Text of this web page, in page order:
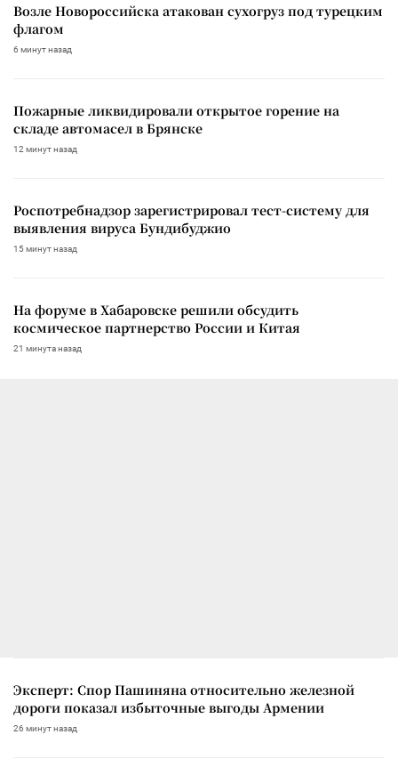
Возле Новороссийска атакован сухогруз под турецким
флагом
6 минут назад
Пожарные ликвидировали открытое горение на
складе автомасел в Брянске
12 минут назад
Роспотребнадзор зарегистрировал тест-систему для
выявления вируса Бундибуджио
15 минут назад
На форуме в Хабаровске решили обсудить
космическое партнерство России и Китая
21 минута назад
Эксперт: Спор Пашиняна относительно железной
дороги показал избыточные выгоды Армении
26 минут назад